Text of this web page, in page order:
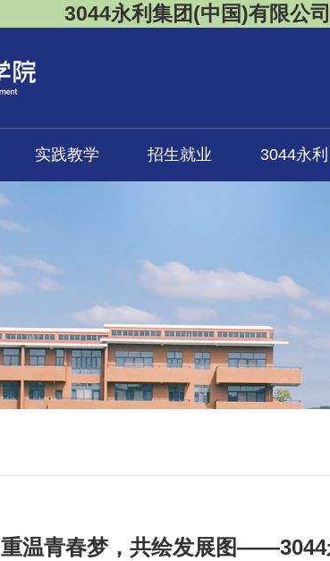
3044永利集团(中国)有限公司
实践教学 招生就业 3044永利
重温青春梦，共绘发展图——3044